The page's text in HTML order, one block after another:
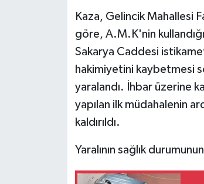
Kaza, Gelincik Mahallesi
göre, A.M.K'nin
Sakarya Caddesi
hakimiyetini kaybetmesi
yaralandı. İhbar üzerine
yapılan ilk müdahalenin
kaldırıldı.
Yaralının sağlık